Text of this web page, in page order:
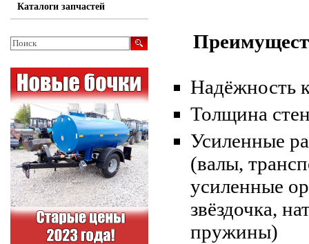
Надёжность
Толщина
Усиленные
(валы,
усиленные
звёздочка,
пружины)
Каталоги запчастей